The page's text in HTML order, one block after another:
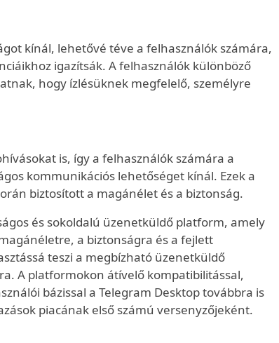
kínál, lehetővé téve a felhasználók számára,
igazítsák. A felhasználók különböző
hogy ízlésüknek megfelelő, személyre
is, így a felhasználók számára a
kommunikációs lehetőséget kínál. Ezek a
biztosított a magánélet és a biztonság.
és sokoldalú üzenetküldő platform, amely
a biztonságra és a fejlett
teszi a megbízható üzenetküldő
A platformokon átívelő kompatibilitással,
bázissal a Telegram Desktop továbbra is
piacának első számú versenyzőjeként.